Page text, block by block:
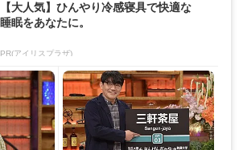
【大人気】ひんやり冷感寝具で快適な
睡眠をあなたに。
PR(アイリスプラザ)